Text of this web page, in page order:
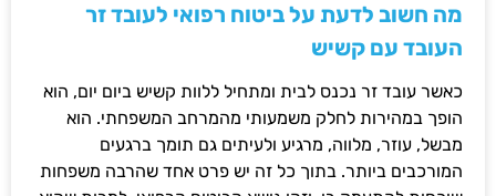
מה חשוב לדעת על ביטוח רפואי לעובד זר
העובד עם קשיש
כאשר עובד זר נכנס לבית ומתחיל ללוות קשיש ביום יום, הוא
הופך במהירות לחלק משמעותי מהמרחב המשפחתי. הוא
מבשל, עוזר, מלווה, מרגיע ולעיתים גם תומך ברגעים
המורכבים ביותר. בתוך כל זה יש פרט אחד שהרבה משפחות